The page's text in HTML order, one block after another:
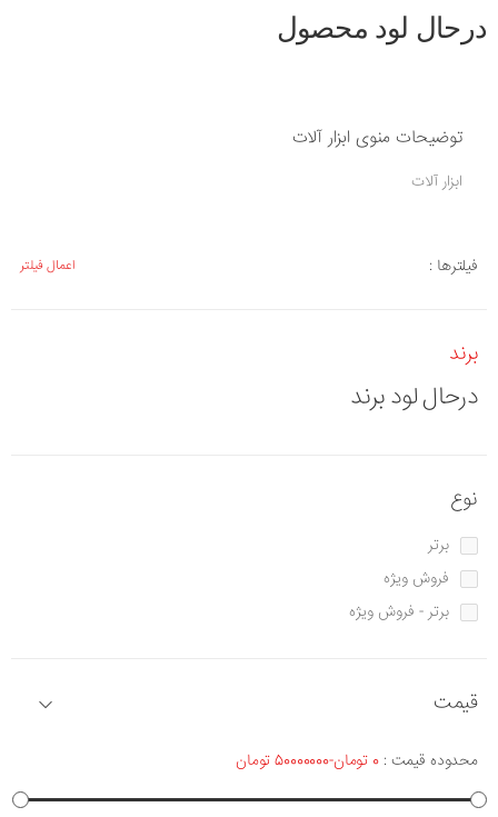
درحال لود محصول
توضیحات منوی ابزار آلات
ابزار آلات
فیلترها : اعمال فیلتر
برند
درحال لود برند
نوع
برتر
فروش ویژه
برتر - فروش ویژه
قیمت
محدوده قیمت :0 تومان-50000000 تومان